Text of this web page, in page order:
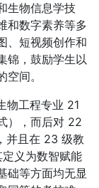
生物信息学技
和数字素养等多
、短视频创作和
锦，鼓励学生以
间。
物工程专业 21
），而后对 22
并且在 23 级教
义为数智赋能
础等方面均无显